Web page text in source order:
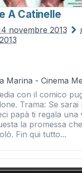
A Catinelle
novembre 2013
Marina - Cinema
con il comico
Trama: Se sarai
papà ti regala una
la promessa
Fin qui tutto...